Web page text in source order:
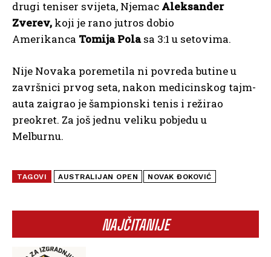
NAJČITANIJE
drugi teniser svijeta, Njemac Aleksander
Zverev, koji je rano jutros dobio
Amerikanca Tomija Polasa 3:1 u setovima.
Nije Novaka poremetila ni povreda butine u
završnici prvog seta, nakon medicinskog tajm-
auta zaigrao je šampionski tenis i režirao
preokret. Za još jednu veliku pobjedu u
Melburnu.
TAGOVI AUSTRALIJAN OPEN NOVAK ĐOKOVIĆ